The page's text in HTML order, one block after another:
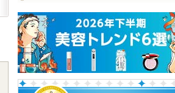
ショッピン
グサイトへ
ショッピン
グサイトへ